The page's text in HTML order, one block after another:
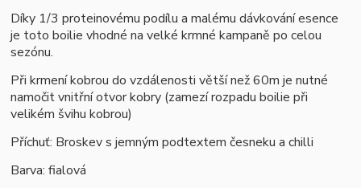
Díky 1/3 proteinovému podílu a malému dávkování esence
je toto boilie vhodné na velké krmné kampaně po celou
sezónu.
Při krmení kobrou do vzdálenosti větší než 60m je nutné
namočit vnitřní otvor kobry (zamezí rozpadu boilie při
velikém švihu kobrou)
Příchuť: Broskev s jemným podtextem česneku a chilli
Barva: fialová